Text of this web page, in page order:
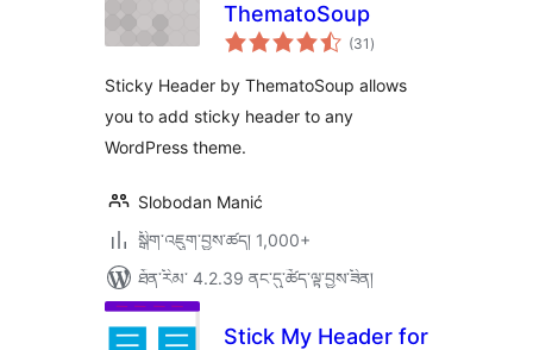
ThematoSoup
(31 གདེང་
འཇོག་
ཚང་།
)
Sticky Header by ThematoSoup allows
you to add sticky header to any
WordPress theme.
Slobodan Manić
སྒྲིག་འཇུག་བྱས་ཚད། 1,000+
ཐོན་རིམ་ 4.2.39 ནང་དུ་ཚོད་ལྟ་བྱས་ཟིན།
Stick My Header for